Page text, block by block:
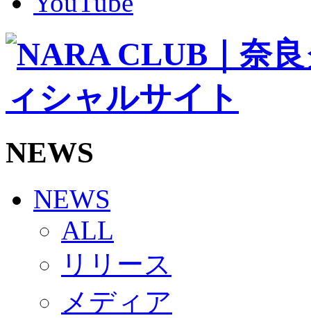
2026/27トップチームスタッフ
バモス
チアダンススクール
ボランティアチーム「volundeer」
ビクトリーロード
HOMEGAME
観戦ルール＆マナー
Jリーグ運営管理規定
写真・動画使用ガイドライン
SCHEDULE
2026/27
練習見学時のファンサービスについて
TICKET
奈良クラブ明治安田J3リーグ2026/27シーズン試
奈良クラブ明治安田Ｊ3リーグ 2026/27シーズン「
観戦ルール＆マナー
2026/27ファンコミュニティ
サポートショップ
NEWS
NEWS
ALL
リリース
メディア